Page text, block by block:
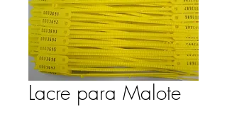
Lacre para Malote